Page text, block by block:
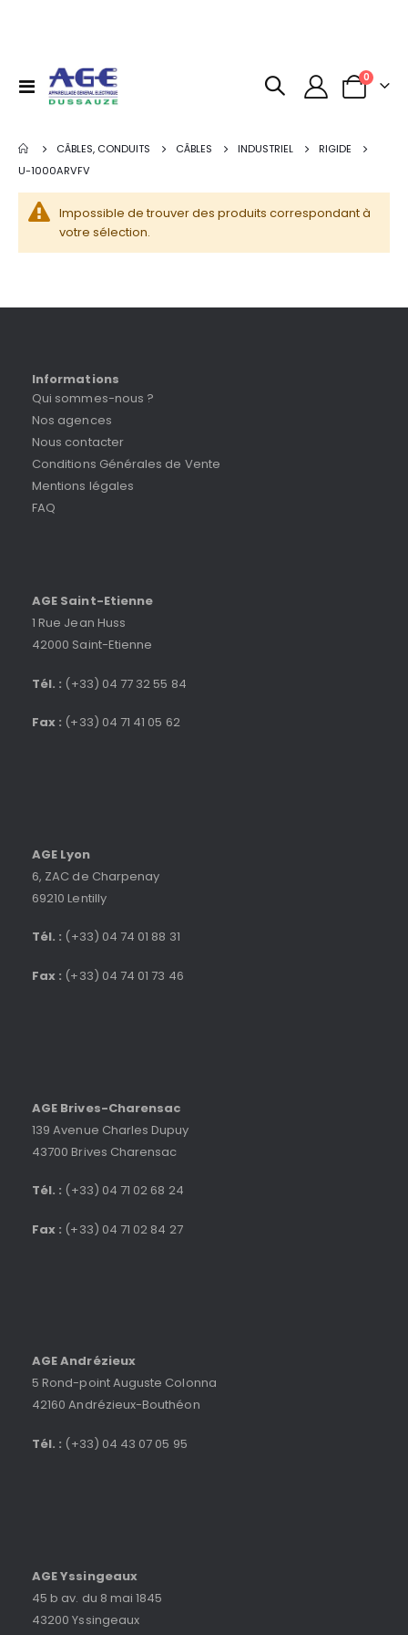
Basculer
Panier
0articles
CÂBLES, CONDUITS CÂBLES INDUSTRIEL
RIGIDE
U-1000ARVFV
Impossible de trouver des produits correspondant à
votre sélection.
Informations
Qui sommes-nous ?
Nos agences
Nous contacter
Conditions Générales de Vente
Mentions légales
FAQ
AGE Saint-Etienne
1 Rue Jean Huss
42000 Saint-Etienne
Tél. : (+33) 04 77 32 55 84
Fax : (+33) 04 71 41 05 62
AGE Lyon
6, ZAC de Charpenay
69210 Lentilly
Tél. : (+33) 04 74 01 88 31
Fax : (+33) 04 74 01 73 46
AGE Brives-Charensac
139 Avenue Charles Dupuy
43700 Brives Charensac
Tél. : (+33) 04 71 02 68 24
Fax : (+33) 04 71 02 84 27
AGE Andrézieux
5 Rond-point Auguste Colonna
42160 Andrézieux-Bouthéon
Tél. : (+33) 04 43 07 05 95
AGE Yssingeaux
45 b av. du 8 mai 1845
43200 Yssingeaux